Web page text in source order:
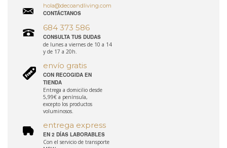
hola@decoandliving.com
CONTÁCTANOS
684 373 586
CONSULTA TUS DUDAS
de lunes a viernes de 10 a 14
y de 17 a 20h.
envío gratis
CON RECOGIDA EN
TIENDA
Entrega a domicilio desde
5,99€ a península,
excepto los productos
voluminosos.
entrega express
EN 2 DÍAS LABORABLES
Con el servicio de transporte